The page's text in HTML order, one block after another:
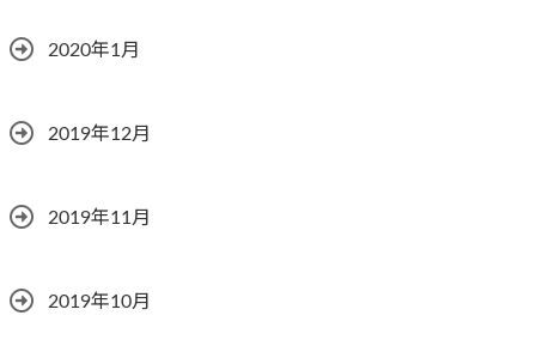
2020年1月
2019年12月
2019年11月
2019年10月